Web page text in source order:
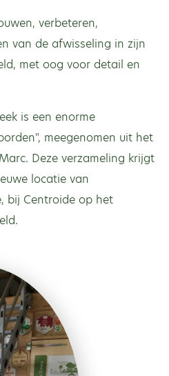
verbeteren,
van de afwisseling in zijn
met oog voor detail en
is een enorme
meegenomen uit het
Deze verzameling krijgt
locatie van
bij Centroide op het